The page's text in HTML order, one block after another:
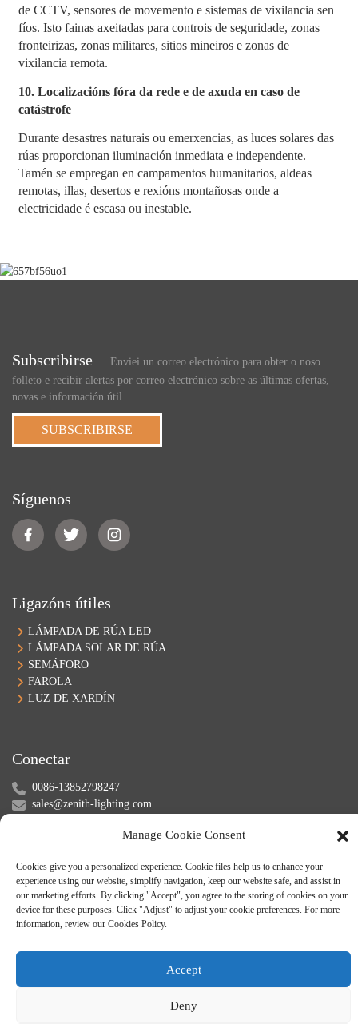
de CCTV, sensores de movemento e sistemas de vixilancia sen
fíos. Isto fainas axeitadas para controis de seguridade, zonas
fronteirizas, zonas militares, sitios mineiros e zonas de
vixilancia remota.
10. Localizacións fóra da rede e de axuda en caso de
catástrofe
Durante desastres naturais ou emerxencias, as luces solares das
rúas proporcionan iluminación inmediata e independente.
Tamén se empregan en campamentos humanitarios, aldeas
remotas, illas, desertos e rexións montañosas onde a
electricidade é escasa ou inestable.
Subscribirse
Enviei un correo electrónico para obter o noso
folleto e recibir alertas por correo electrónico sobre as últimas ofertas,
novas e información útil.
SUBSCRIBIRSE
Síguenos
Ligazóns útiles
LÁMPADA DE RÚA LED
LÁMPADA SOLAR DE RÚA
SEMÁFORO
FAROLA
LUZ DE XARDÍN
Conectar
0086-13852798247
sales@zenith-lighting.com
WeChat: +8613852798247
© Dereitos reservados - 2010-2024.Mapa do sitio
Manage Cookie Consent
Cookies give you a personalized experience. Cookie files help us to enhance your
experience using our website, simplify navigation, keep our website safe, and assist in
our marketing efforts. By clicking "Accept", you agree to the storing of cookies on your
device for these purposes. Click "Adjust" to adjust your cookie preferences. For more
information, review our Cookies Policy.
Accept
Deny